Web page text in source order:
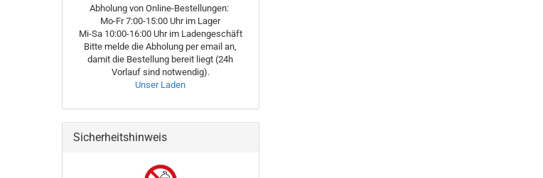
Abholung von Online-Bestellungen:
Mo-Fr 7:00-15:00 Uhr im Lager
Mi-Sa 10:00-16:00 Uhr im Ladengeschäft
Bitte melde die Abholung per email an,
damit die Bestellung bereit liegt (24h
Vorlauf sind notwendig).
Unser Laden
Sicherheitshinweis